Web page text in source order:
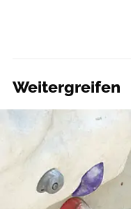
Weitergreifen